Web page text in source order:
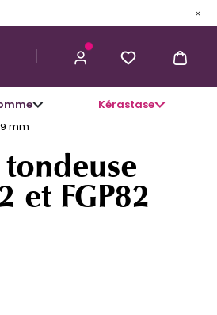
Kérastase
J’ACHÈTE
mm
et FGP82